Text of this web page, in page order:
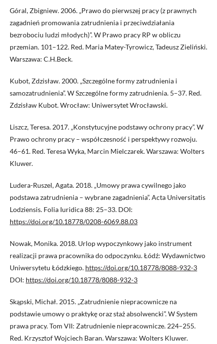
Góral, Zbigniew. 2006. „Prawo do pierwszej pracy (z prawnych
zagadnień promowania zatrudnienia i przeciwdziałania
bezrobociu ludzi młodych)”. W Prawo pracy RP w obliczu
przemian. 101–122. Red. Maria Matey-Tyrowicz, Tadeusz Zieliński.
Warszawa: C.H.Beck.
Kubot, Zdzisław. 2000. „Szczególne formy zatrudnienia i
samozatrudnienia”. W Szczególne formy zatrudnienia. 5–37. Red.
Zdzisław Kubot. Wrocław: Uniwersytet Wrocławski.
Liszcz, Teresa. 2017. „Konstytucyjne podstawy ochrony pracy”. W
Prawo ochrony pracy – współczesność i perspektywy rozwoju.
46–61. Red. Teresa Wyka, Marcin Mielczarek. Warszawa: Wolters
Kluwer.
Ludera-Ruszel, Agata. 2018. „Umowy prawa cywilnego jako
podstawa zatrudnienia – wybrane zagadnienia”. Acta Universitatis
Lodziensis. Folia Iuridica 88: 25–33. DOI:
https://doi.org/10.18778/0208-6069.88.03
Nowak, Monika. 2018. Urlop wypoczynkowy jako instrument
realizacji prawa pracownika do odpoczynku. Łódź: Wydawnictwo
Uniwersytetu Łódzkiego. https://doi.org/10.18778/8088-932-3
DOI: https://doi.org/10.18778/8088-932-3
Skąpski, Michał. 2015. „Zatrudnienie niepracownicze na
podstawie umowy o praktykę oraz staż absolwencki”. W System
prawa pracy. Tom VII: Zatrudnienie niepracownicze. 224–255.
Red. Krzysztof Wojciech Baran. Warszawa: Wolters Kluwer.